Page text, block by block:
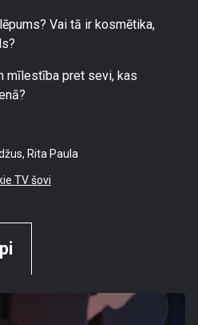
Vai tā ir kosmētika,
mīlestība pret sevi, kas
Rita Paula
TV šovi